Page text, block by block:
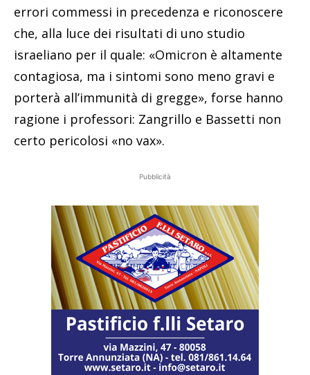
errori commessi in precedenza e riconoscere
che, alla luce dei risultati di uno studio
israeliano per il quale: «Omicron è altamente
contagiosa, ma i sintomi sono meno gravi e
porterà all’immunità di gregge», forse hanno
ragione i professori: Zangrillo e Bassetti non
certo pericolosi «no vax».
Pubblicità